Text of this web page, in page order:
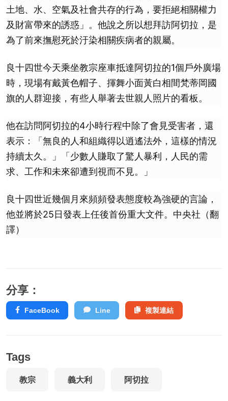
土地、水、空氣及社會共存的行為，要拒絕相關權力
及財富帶來的誘惑」。他說之所以想拜訪阿切拉，是
為了前來撫慰死於汙染相關疾病者的親屬。
良十四世今天乘坐教宗座車抵達阿切拉的1個戶外廣場
時，現場有戴黃色帽子、揮舞小面黃白相間梵蒂岡國
旗的人群迎接，有些人舉著去世親人照片的看板。
他在訪問阿切拉的4小時行程中除了會見受害者，還
表示：「無良的人和組織得以逍遙法外，這樣的情況
持續太久。」「少數人賺取了驚人暴利，人民的需
求、工作和未來卻遭到視而不見。」
良十四世近幾個月來頻頻發表態度較為強硬的言論，
他並將於25日發表上任後首份重大文件。中央社（翻
譯）
分享：
FaceBook Line 複製連結
Tags
教宗 義大利 阿切拉